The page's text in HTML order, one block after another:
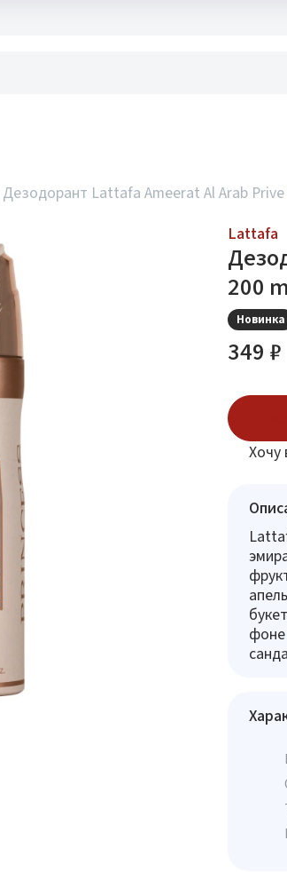
Дезодорант Lattafa Ameerat Al Arab Prive
Lattafa
200
Новинка
349 ₽
Хочу
фоне